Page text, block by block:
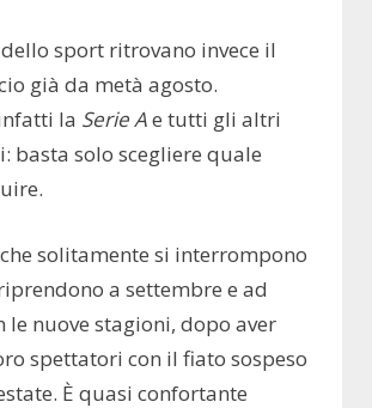
sport ritrovano invece il
già da metà agosto.
la Serie Ae tutti gli altri
basta solo scegliere quale
che solitamente si interrompono
a settembre e ad
le nuove stagioni, dopo aver
spettatori con il fiato sospeso
È quasi confortante